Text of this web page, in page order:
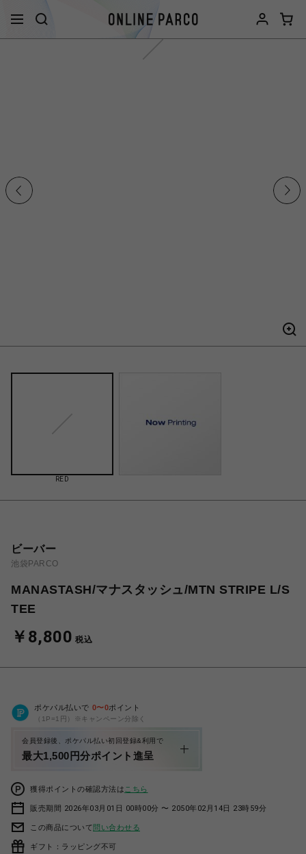
RED
ビーバー
池袋PARCO
MANASTASH/マナスタッシュ/MTN STRIPE L/S
TEE
￥8,800 税込
ポケパル払いで 0〜0ポイント
（1P=1円）※キャンペーン分除く
会員登録後、ポケパル払い初回登録&利用で
最大1,500円分ポイント進呈
獲得ポイントの確認方法は こちら
販売期間 2026年03月01日 00時00分 〜 2050年02月14日 23時59分
この商品について問い合わせる
ギフト：ラッピング不可